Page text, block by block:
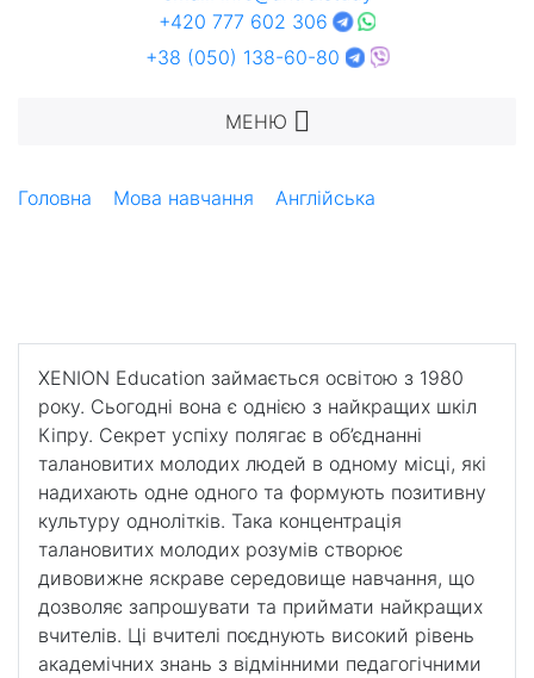
+420 777 602 306
+38 (050) 138-60-80
МЕНЮ
Головна Мова навчання Англійська
XENION Education займається освітою з 1980
року. Сьогодні вона є однією з найкращих шкіл
Кіпру. Секрет успіху полягає в об’єднанні
талановитих молодих людей в одному місці, які
надихають одне одного та формують позитивну
культуру однолітків. Така концентрація
талановитих молодих розумів створює
дивовижне яскраве середовище навчання, що
дозволяє запрошувати та приймати найкращих
вчителів. Ці вчителі поєднують високий рівень
академічних знань з відмінними педагогічними